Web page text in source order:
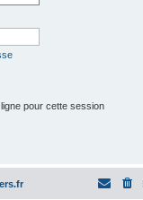
pour cette session